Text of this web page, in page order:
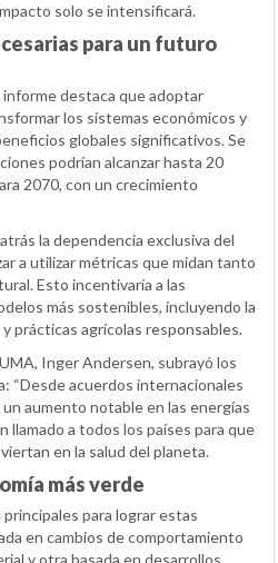
solo se intensificará.
para un futuro
destaca que adoptar
los sistemas económicos y
globales significativos. Se
podrían alcanzar hasta 20
2070, con un crecimiento
la dependencia exclusiva del
a utilizar métricas que midan tanto
Esto incentivaría a las
más sostenibles, incluyendo la
prácticas agrícolas responsables.
Inger Andersen, subrayó los
“Desde acuerdos internacionales
aumento notable en las energías
llamado a todos los países para que
en la salud del planeta.
más verde
para lograr estas
en cambios de comportamiento